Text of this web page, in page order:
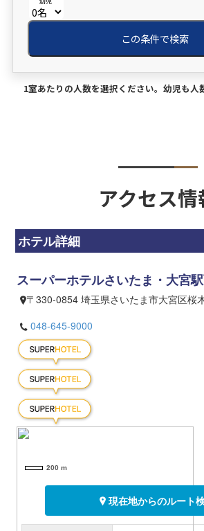
この条件で検索
1室あたりの人数を選択ください。幼児も人
アクセス情